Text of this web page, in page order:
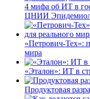
4 мифа об ИТ в
ЦНИИ
«Петрович-Тех»:
мира
«Эталон»: ИТ в
Продуктовая